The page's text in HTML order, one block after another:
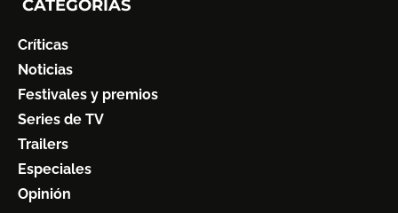
CATEGORÍAS
Críticas
Noticias
Festivales y premios
Series de TV
Trailers
Especiales
Opinión